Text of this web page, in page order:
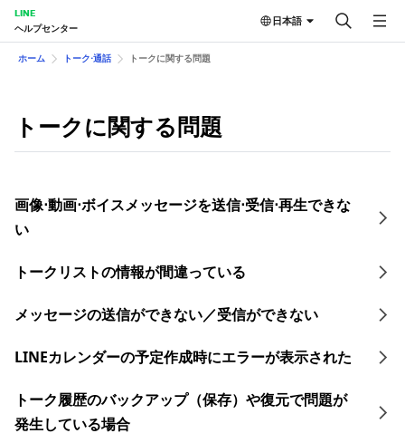
LINE
ヘルプセンター
日本語
ホーム トーク⋅通話 トークに関する問題
トークに関する問題
画像⋅動画⋅ボイスメッセージを送信⋅受信⋅再生できな
い
トークリストの情報が間違っている
メッセージの送信ができない／受信ができない
LINEカレンダーの予定作成時にエラーが表示された
トーク履歴のバックアップ（保存）や復元で問題が
発生している場合